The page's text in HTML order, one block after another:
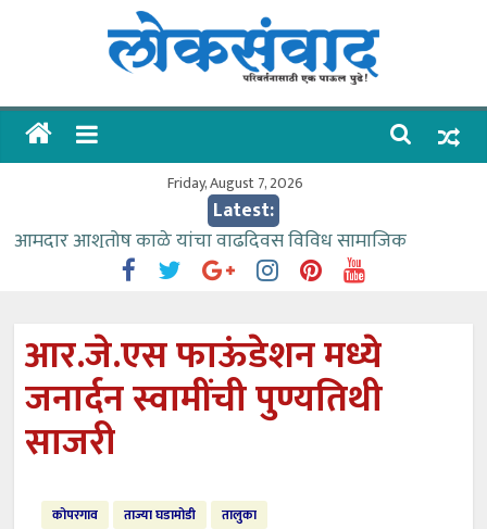
लोकसंवाद
ताज्या
Friday, August 7, 2026
Latest:
आमदार आशुतोष काळे यांचा वाढदिवस विविध सामाजिक
उपक्रमांनी साजरा
प्रयत्न करावे – आमदार काळे
वाढीव निधी देण्यास पाणीपुरवठा मंत्री सकारात्मक – आ.आशुतोष
काळे
आत्मामालिक गुरूकूलाचे २२८ विद्यार्थी शिष्यवृत्तीस पात्र
ईच्छा आणि मेहनतीच्या बळावर यश मिळवता येते – शिवप्रसाद
आर.जे.एस फाऊंडेशन मध्ये
जनार्दन स्वामींची पुण्यतिथी
साजरी
कोपरगाव ताज्या घडामोडी
तालुका